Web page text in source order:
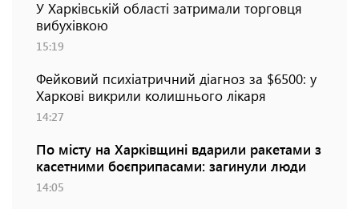
У Харківській області затримали торговця
вибухівкою
15:19
Фейковий психіатричний діагноз за $6500: у
Харкові викрили колишнього лікаря
14:27
По місту на Харківщині вдарили ракетами з
касетними боєприпасами: загинули люди
14:05